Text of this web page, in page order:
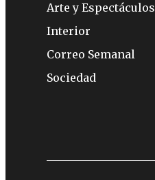
Arte y Espectáculos
Interior
Correo Semanal
Sociedad